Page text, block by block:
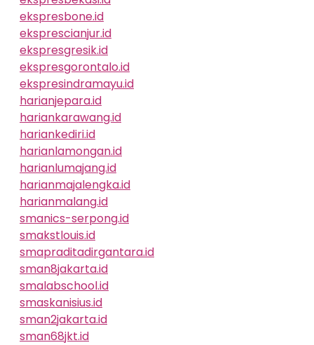
ekspresbone.id
eksprescianjur.id
ekspresgresik.id
ekspresgorontalo.id
ekspresindramayu.id
harianjepara.id
hariankarawang.id
hariankediri.id
harianlamongan.id
harianlumajang.id
harianmajalengka.id
harianmalang.id
smanics-serpong.id
smakstlouis.id
smapraditadirgantara.id
sman8jakarta.id
smalabschool.id
smaskanisius.id
sman2jakarta.id
sman68jkt.id